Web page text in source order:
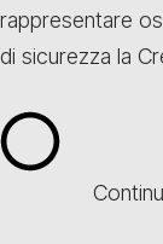
rappresentare
di sicurezza la